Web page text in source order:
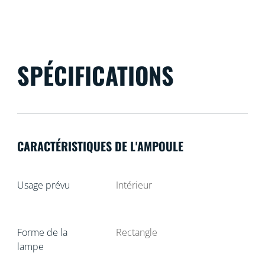
SPÉCIFICATIONS
CARACTÉRISTIQUES DE L'AMPOULE
Usage prévu Intérieur
Forme de la
lampe
Rectangle